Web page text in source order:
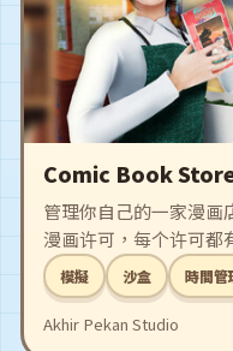
Comic Book
管理你自己的一家漫画
漫画许可，每个许可都
工具，雇佣员工，并扩
画店！
模擬 沙盒 時間管
Akhir Pekan Studio